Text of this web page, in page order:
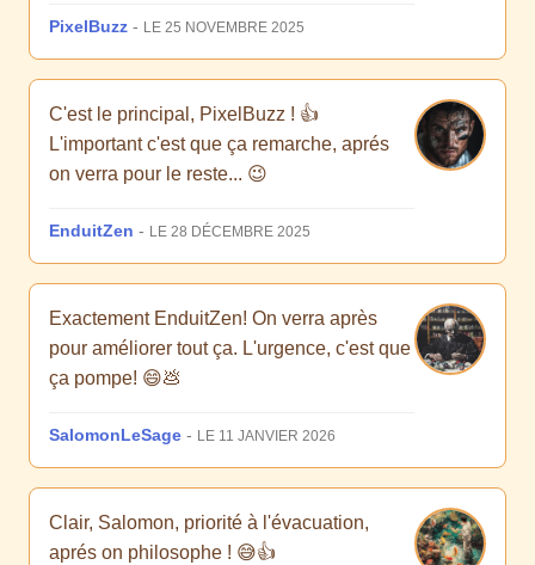
PixelBuzz - LE 25 NOVEMBRE 2025
C'est le principal, PixelBuzz ! 👍
L'important c'est que ça remarche, aprés
on verra pour le reste... 😉
EnduitZen - LE 28 DÉCEMBRE 2025
Exactement EnduitZen! On verra après
pour améliorer tout ça. L'urgence, c'est que
ça pompe! 😄💩
SalomonLeSage - LE 11 JANVIER 2026
Clair, Salomon, priorité à l'évacuation,
aprés on philosophe ! 😅👍